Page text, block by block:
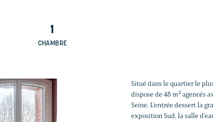
1
CHAMBRE
Situé dans le quartier le
dispose de 48 m² agencés
Seine. L’entrée dessert la
exposition Sud, la salle